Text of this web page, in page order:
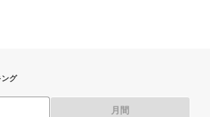
ング
月間